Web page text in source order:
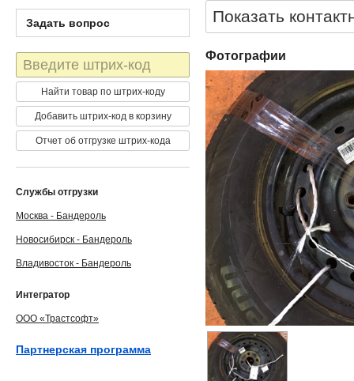
Показать
Фотографии
Задать вопрос
Штрих-
код
Найти товар по штрих-коду
Добавить штрих-код в корзину
Отчет об отгрузке штрих-кода
Службы отгрузки
Москва - Бандероль
Новосибирск - Бандероль
Владивосток - Бандероль
Интегратор
ООО «Трастсофт»
Партнерская программа